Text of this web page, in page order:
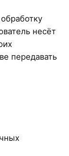
несёт
передавать